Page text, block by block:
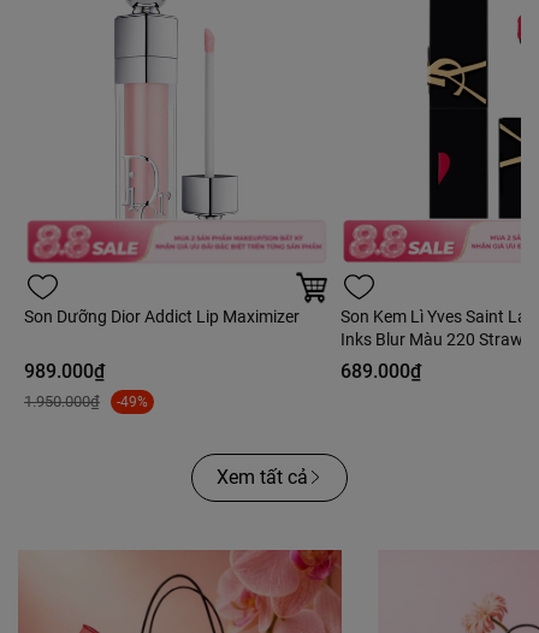
Son Dưỡng Dior Addict Lip Maximizer
989.000₫
1.950.000₫ -49%
Son Kem Lì Yves Saint
Inks Blur Màu 220
Hồng Dâu - 5.5ml -
689.000₫
Xem tất cả